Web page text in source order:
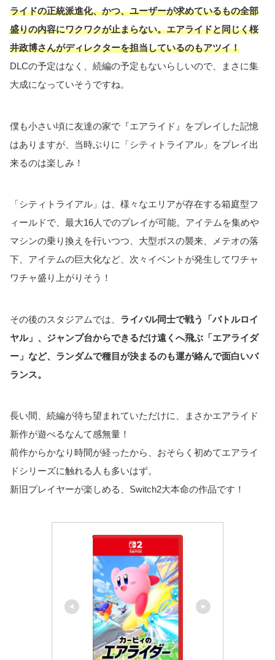
ライドの正統派進化、かつ、ユーザーが求めているもの全部
盛りの内容にワクワクが止まらない。エアライドと同じく桜
井政博さんがディレクターを担当しているのもアツイ！
DLCの予定はなく、続編の予定もないらしいので、まさに集
大成になっていそうですね。
僕も小さい頃に友達の家で『エアライド』をプレイした記憶
はありますが、当時ぶりに「シティトライアル」をプレイ出
来るのは楽しみ！
「シティトライアル」は、様々なエリアが存在する箱庭型フ
ィールドで、最大16人でのプレイが可能。アイテムを集めや
マシンの乗り換えを行いつつ、大型ボスの襲来、メテオの落
下、アイテムの巨大化など、次々イベントが発生してワチャ
ワチャ盛り上がりそう！
その後のスタジアムでは、 ライバル同士で戦う「バトルロイ
ヤル」、ジャンプ台からできるだけ遠くへ飛ぶ「エアライダ
ー」など、ランダムで種目が決まるのも運が絡んで面白いバ
ランス。
長い間、続編が待ち望まれていただけに、まさかエアライド
新作が遊べるなんて感無量！
前作からかなり時間が経ったから、おそらく初めてエアライ
ドシリーズに触れる人も多いはず。
新旧プレイヤーが楽しめる、Switch2大本命の作品です！